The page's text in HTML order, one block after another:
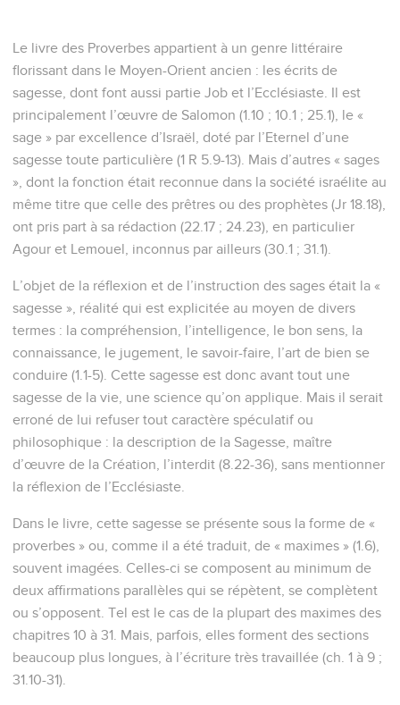
Le livre des Proverbes appartient à un genre littéraire
florissant dans le Moyen-Orient ancien : les écrits de
sagesse, dont font aussi partie Job et l’Ecclésiaste. Il est
principalement l’œuvre de Salomon (1.10 ; 10.1 ; 25.1), le «
sage » par excellence d’Israël, doté par l’Eternel d’une
sagesse toute particulière (1 R 5.9-13). Mais d’autres « sages
», dont la fonction était reconnue dans la société israélite au
même titre que celle des prêtres ou des prophètes (Jr 18.18),
ont pris part à sa rédaction (22.17 ; 24.23), en particulier
Agour et Lemouel, inconnus par ailleurs (30.1 ; 31.1).
L’objet de la réflexion et de l’instruction des sages était la «
sagesse », réalité qui est explicitée au moyen de divers
termes : la compréhension, l’intelligence, le bon sens, la
connaissance, le jugement, le savoir-faire, l’art de bien se
conduire (1.1-5). Cette sagesse est donc avant tout une
sagesse de la vie, une science qu’on applique. Mais il serait
erroné de lui refuser tout caractère spéculatif ou
philosophique : la description de la Sagesse, maître
d’œuvre de la Création, l’interdit (8.22-36), sans mentionner
la réflexion de l’Ecclésiaste.
Dans le livre, cette sagesse se présente sous la forme de «
proverbes » ou, comme il a été traduit, de « maximes » (1.6),
souvent imagées. Celles-ci se composent au minimum de
deux affirmations parallèles qui se répètent, se complètent
ou s’opposent. Tel est le cas de la plupart des maximes des
chapitres 10 à 31. Mais, parfois, elles forment des sections
beaucoup plus longues, à l’écriture très travaillée (ch. 1 à 9 ;
31.10-31).